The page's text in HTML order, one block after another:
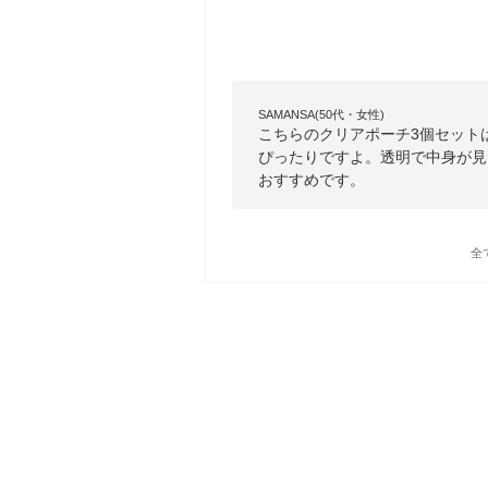
SAMANSA(50代・女性)
こちらのクリアポーチ3個セッ
ぴったりですよ。透明で中身が
おすすめです。
全